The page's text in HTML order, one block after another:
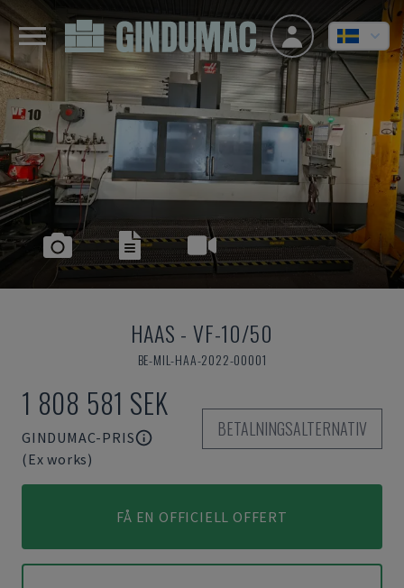
HAAS -VF-10/50
BE-MIL-HAA-2022-00001
1 808 581 SEK
GINDUMAC-PRIS
(Ex works)
BETALNINGSALTERNATIV
FÅ EN OFFICIELL OFFERT